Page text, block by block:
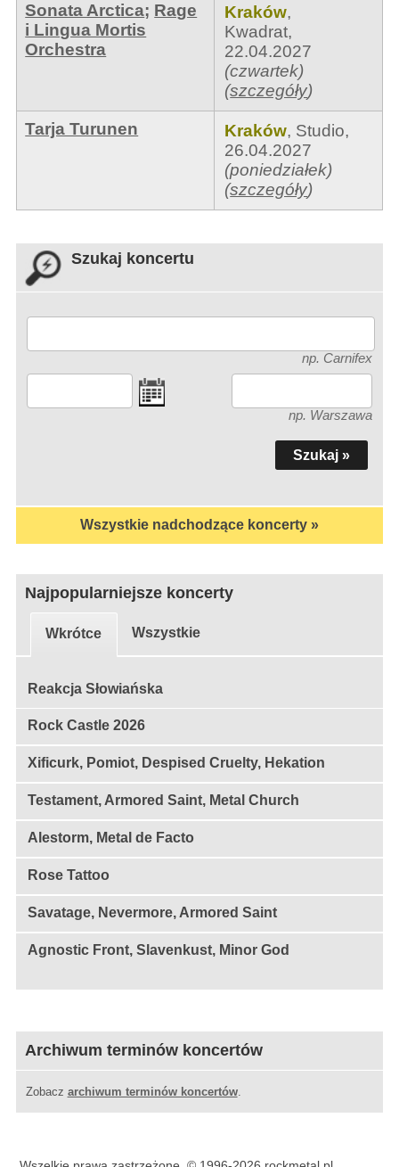
Sonata Arctica; Rage
i Lingua Mortis
Orchestra
Kraków,
Kwadrat,
22.04.2027
(czwartek)
(szczegóły)
Tarja Turunen Kraków, Studio,
26.04.2027
(poniedziałek)
(szczegóły)
Szukaj koncertu
np. Carnifex
np. Warszawa
Wszystkie nadchodzące koncerty »
Najpopularniejsze koncerty
Wkrótce Wszystkie
Reakcja Słowiańska
Rock Castle 2026
Xificurk, Pomiot, Despised Cruelty, Hekation
Testament, Armored Saint, Metal Church
Alestorm, Metal de Facto
Rose Tattoo
Savatage, Nevermore, Armored Saint
Agnostic Front, Slavenkust, Minor God
Archiwum terminów koncertów
Zobacz archiwum terminów koncertów.